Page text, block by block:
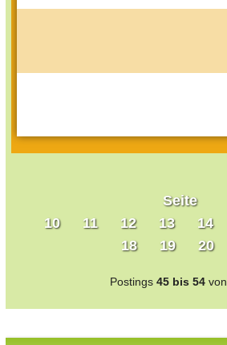
Seite
10
11 12 13 14
18
19 20
Postings 45 bis 54 von